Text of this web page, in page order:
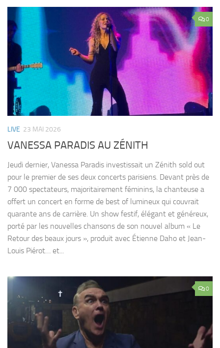
0
LIVE 23 MAI 2026
VANESSA PARADIS AU ZÉNITH
Jeudi dernier, Vanessa Paradis investissait un Zénith sold out
pour le premier de ses deux concerts parisiens. Devant près de
7 000 spectateurs, majoritairement féminins, la chanteuse a
offert un concert en forme de best of lumineux qui couvrait
quarante ans de carrière. Un show festif, élégant et généreux,
porté par les nouvelles chansons de son nouvel album « Le
Retour des beaux jours », produit avec Étienne Daho et Jean-
Louis Piérot… et...
0